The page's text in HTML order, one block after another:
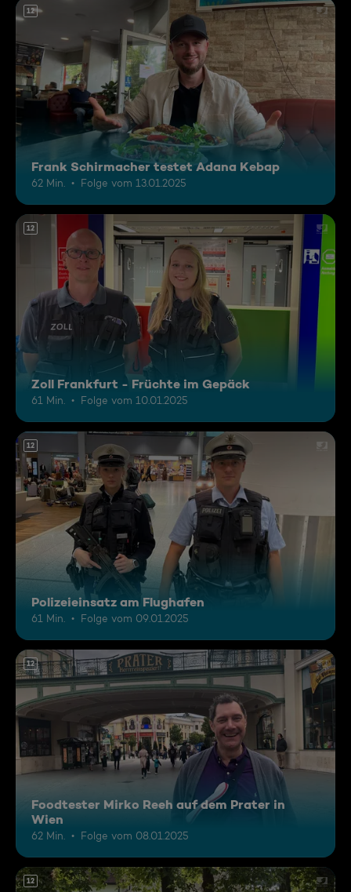
12
Frank Schirmacher testet Adana Kebap
62 Min. Folge vom 13.01.2025
12
Zoll Frankfurt - Früchte im Gepäck
61 Min. Folge vom 10.01.2025
12
Polizeieinsatz am Flughafen
61 Min. Folge vom 09.01.2025
12
Foodtester Mirko Reeh auf dem Prater in
Wien
62 Min. Folge vom 08.01.2025
12